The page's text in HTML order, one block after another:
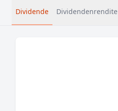
Dividende Dividendenrendite